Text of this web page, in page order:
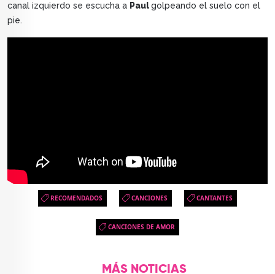
canal izquierdo se escucha a Paulgolpeando el suelo con el
pie.
RECOMENDADOS CANCIONES CANTANTES
CANCIONES DE AMOR
MÁS NOTICIAS